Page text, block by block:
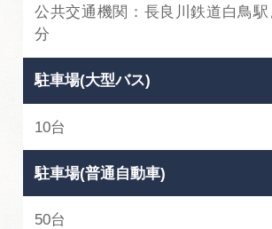
公共交通機関：長良川鉄道白鳥駅
分
駐車場(大型バス)
10台
駐車場(普通自動車)
50台